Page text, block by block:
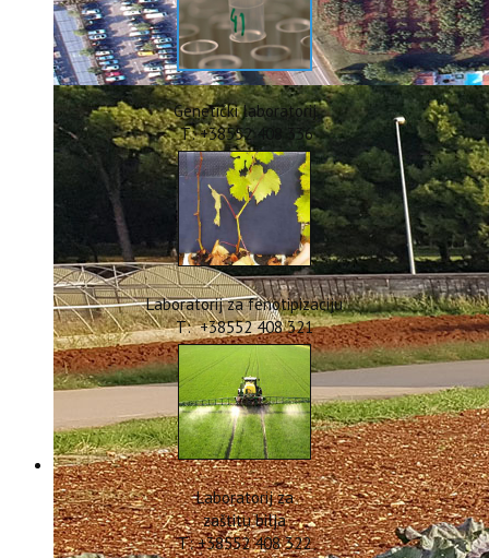
Genetički laboratorij
T: +38552 408 336
Laboratorij za fenotipizaciju
T: +38552 408 321
Laboratorij za
zaštitu bilja
T: +38552 408 322